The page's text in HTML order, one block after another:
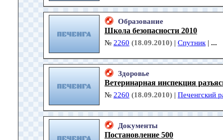
Образование
Школа безопасности 2010
№ 2260 (18.09.2010) | Спутник | ...
Здоровье
Ветеринарная инспекция
№ 2260 (18.09.2010) | Печенгский
Документы
Постановление 500